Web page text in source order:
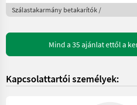
Szálastakarmány betakarítók /
Mind a 35 ajánlat ettől a
Kapcsolattartói személyek: